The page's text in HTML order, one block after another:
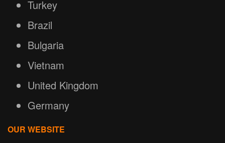
Turkey
Brazil
Bulgaria
Vietnam
United Kingdom
Germany
OUR WEBSITE